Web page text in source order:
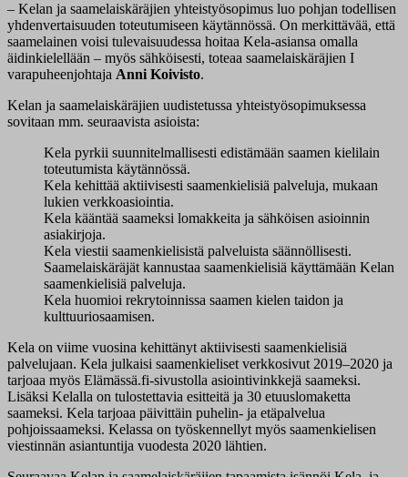
– Kelan ja saamelaiskäräjien yhteistyösopimus luo pohjan todellisen
yhdenvertaisuuden toteutumiseen käytännössä. On merkittävää, että
saamelainen voisi tulevaisuudessa hoitaa Kela-asiansa omalla
äidinkielellään – myös sähköisesti, toteaa saamelaiskäräjien I
varapuheenjohtaja Anni Koivisto.
Kelan ja saamelaiskäräjien uudistetussa yhteistyösopimuksessa
sovitaan mm. seuraavista asioista:
Kela pyrkii suunnitelmallisesti edistämään saamen kielilain
toteutumista käytännössä.
Kela kehittää aktiivisesti saamenkielisiä palveluja, mukaan
lukien verkkoasiointia.
Kela kääntää saameksi lomakkeita ja sähköisen asioinnin
asiakirjoja.
Kela viestii saamenkielisistä palveluista säännöllisesti.
Saamelaiskäräjät kannustaa saamenkielisiä käyttämään Kelan
saamenkielisiä palveluja.
Kela huomioi rekrytoinnissa saamen kielen taidon ja
kulttuuriosaamisen.
Kela on viime vuosina kehittänyt aktiivisesti saamenkielisiä
palvelujaan. Kela julkaisi saamenkieliset verkkosivut 2019–2020 ja
tarjoaa myös Elämässä.fi-sivustolla asiointivinkkejä saameksi.
Lisäksi Kelalla on tulostettavia esitteitä ja 30 etuuslomaketta
saameksi. Kela tarjoaa päivittäin puhelin- ja etäpalvelua
pohjoissaameksi. Kelassa on työskennellyt myös saamenkielisen
viestinnän asiantuntija vuodesta 2020 lähtien.